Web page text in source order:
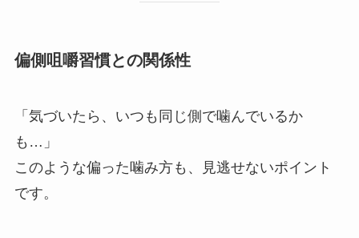
偏側咀嚼習慣との関係性
「気づいたら、いつも同じ側で噛んでいるか
も…」
このような偏った噛み方も、見逃せないポイント
です。